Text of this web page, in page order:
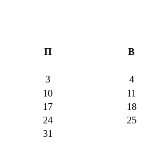
П В
3 4
10
11
17
18
24
25
31